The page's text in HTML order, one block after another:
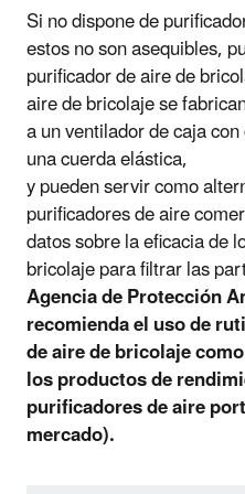
Si no dispone de
estos no son asequibles,
purificador de aire de
aire de bricolaje se
a un ventilador de caja
una cuerda elástica,
y pueden servir como
purificadores de aire
datos sobre la eficacia de
bricolaje para filtrar las
Agencia de Protección
recomienda el uso de
de aire de bricolaje
los productos de
purificadores de aire
mercado).